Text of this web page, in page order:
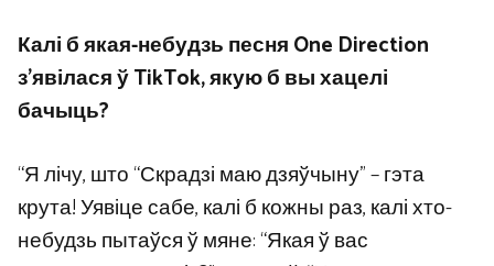
Калі б якая-небудзь песня One Direction
з’явілася ў TikTok, якую б вы хацелі
бачыць?
“Я лічу, што “Скрадзі маю дзяўчыну” – гэта
крута! Уявіце сабе, калі б кожны раз, калі хто-
небудзь пытаўся ў мяне: “Якая ў вас